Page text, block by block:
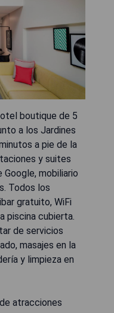
boutique de 5
a los Jardines
a pie de la
y suites
mobiliario
Todos los
gratuito, WiFi
piscina cubierta.
de servicios
masajes en la
y limpieza en
atracciones